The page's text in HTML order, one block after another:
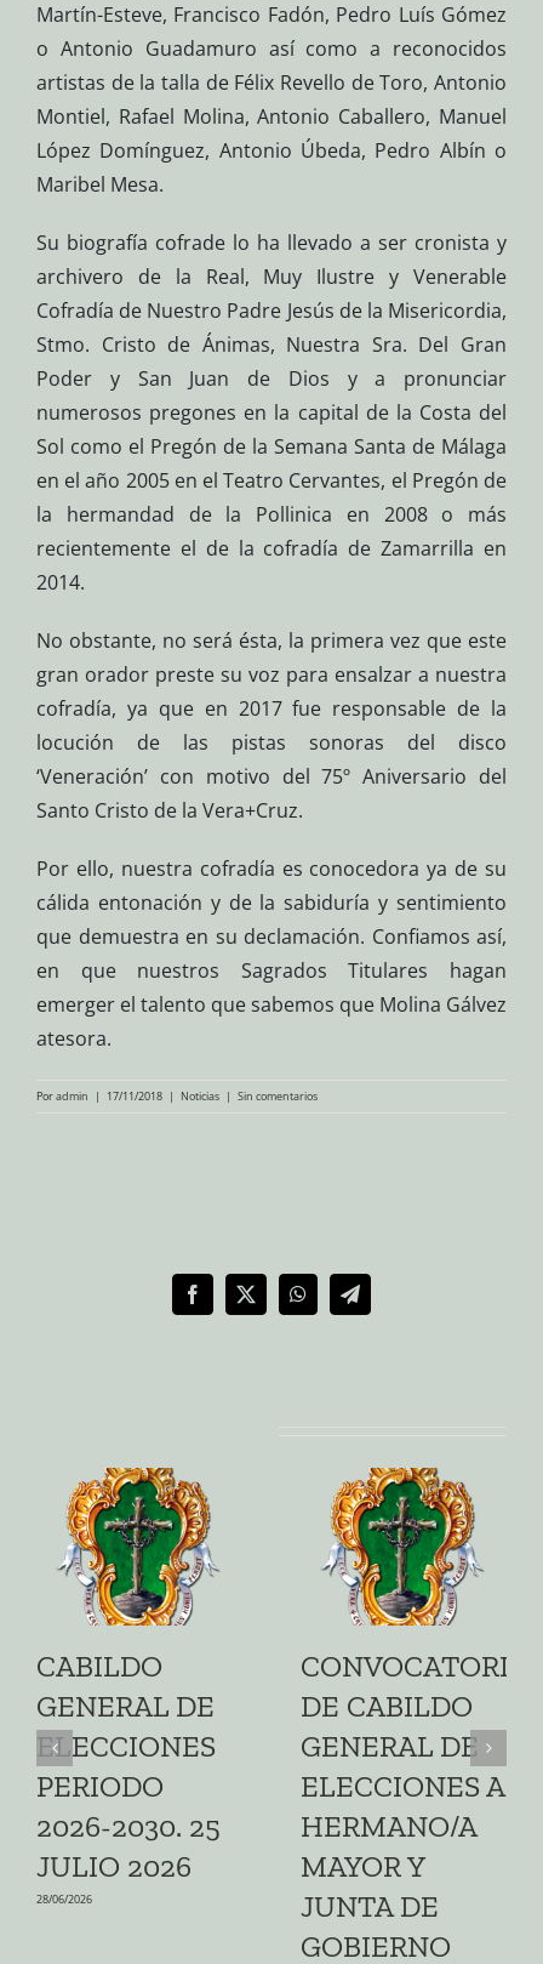
Martín-Esteve, Francisco Fadón, Pedro Luís Gómez
o Antonio Guadamuro así como a reconocidos
artistas de la talla de Félix Revello de Toro, Antonio
Montiel, Rafael Molina, Antonio Caballero, Manuel
López Domínguez, Antonio Úbeda, Pedro Albín o
Maribel Mesa.
Su biografía cofrade lo ha llevado a ser cronista y
archivero de la Real, Muy Ilustre y Venerable
Cofradía de Nuestro Padre Jesús de la Misericordia,
Stmo. Cristo de Ánimas, Nuestra Sra. Del Gran
Poder y San Juan de Dios y a pronunciar
numerosos pregones en la capital de la Costa del
Sol como el Pregón de la Semana Santa de Málaga
en el año 2005 en el Teatro Cervantes, el Pregón de
la hermandad de la Pollinica en 2008 o más
recientemente el de la cofradía de Zamarrilla en
2014.
No obstante, no será ésta, la primera vez que este
gran orador preste su voz para ensalzar a nuestra
cofradía, ya que en 2017 fue responsable de la
locución de las pistas sonoras del disco
‘Veneración’ con motivo del 75º Aniversario del
Santo Cristo de la Vera+Cruz.
Por ello, nuestra cofradía es conocedora ya de su
cálida entonación y de la sabiduría y sentimiento
que demuestra en su declamación. Confiamos así,
en que nuestros Sagrados Titulares hagan
emerger el talento que sabemos que Molina Gálvez
atesora.
Poradmin | 17/11/2018 | Noticias | Sin comentarios
Facebook
X WhatsAppTelegram
CABILDO
GENERAL DE
ELECCIONES
PERIODO
2026-2030. 25
JULIO 2026
28/06/2026
CONVOCATORIA
DE CABILDO
GENERAL DE
ELECCIONES A
HERMANO/A
MAYOR Y
JUNTA DE
GOBIERNO